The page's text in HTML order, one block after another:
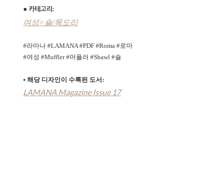
• 카테고리:
여성>숄/목도리
#라마나 #LAMANA #PDF #Roma #로마
#여성 #Muffler #머플러 #Shawl #숄
• 해당 디자인이 수록된 도서:
LAMANA Magazine Issue 17